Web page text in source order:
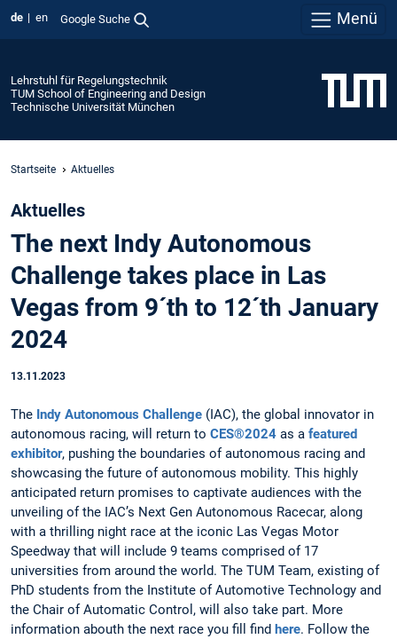
de en Google Suche Menü
Lehrstuhl für Regelungstechnik
TUM School of Engineering and Design
Technische Universität München
Startseite Aktuelles
Aktuelles
The next Indy Autonomous
Challenge takes place in Las
Vegas from 9´th to 12´th January
2024
13.11.2023
The Indy Autonomous Challenge (IAC), the global innovator in
autonomous racing, will return to CES®2024 as a featured
exhibitor, pushing the boundaries of autonomous racing and
showcasing the future of autonomous mobility. This highly
anticipated return promises to captivate audiences with the
unveiling of the IAC’s Next Gen Autonomous Racecar, along
with a thrilling night race at the iconic Las Vegas Motor
Speedway that will include 9 teams comprised of 17
universities from around the world. The TUM Team, existing of
PhD students from the Institute of Automotive Technology and
the Chair of Automatic Control, will also take part. More
information abouth the next race you fill find here. Follow the